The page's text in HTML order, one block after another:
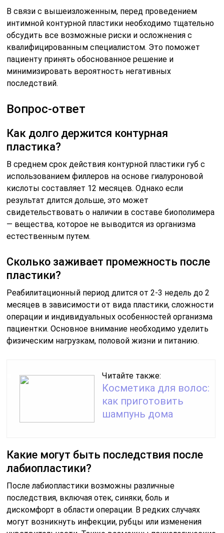
В связи с вышеизложенным, перед проведением
интимной контурной пластики необходимо тщательно
обсудить все возможные риски и осложнения с
квалифицированным специалистом. Это поможет
пациенту принять обоснованное решение и
минимизировать вероятность негативных
последствий.
Вопрос-ответ
Как долго держится контурная
пластика?
В среднем срок действия контурной пластики губ с
использованием филлеров на основе гиалуроновой
кислоты составляет 12 месяцев. Однако если
результат длится дольше, это может
свидетельствовать о наличии в составе биополимера
— вещества, которое не выводится из организма
естественным путем.
Сколько заживает промежность после
пластики?
Реабилитационный период длится от 2-3 недель до 2
месяцев в зависимости от вида пластики, сложности
операции и индивидуальных особенностей организма
пациентки. Основное внимание необходимо уделить
физическим нагрузкам, половой жизни и питанию.
Читайте также:
Косметика для волос:
как приготовить
шампунь дома
Какие могут быть последствия после
лабиопластики?
После лабиопластики возможны различные
последствия, включая отек, синяки, боль и
дискомфорт в области операции. В редких случаях
могут возникнуть инфекции, рубцы или изменения